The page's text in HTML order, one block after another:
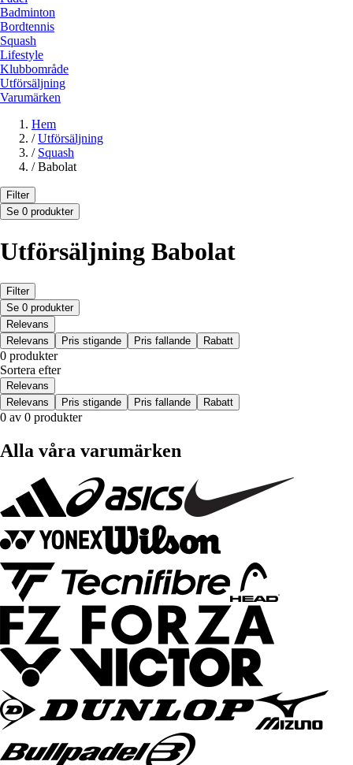
Badminton
Bordtennis
Squash
Lifestyle
Klubbområde
Utförsäljning
Varumärken
Hem
/ Utförsäljning
/ Squash
/ Babolat
Filter
Se 0 produkter
Utförsäljning Babolat
Filter
Se 0 produkter
Relevans
Relevans
Pris stigande Pris fallande Rabatt
0 produkter
Sortera efter
Relevans
Relevans
Pris stigande Pris fallande Rabatt
0 av 0 produkter
Alla våra varumärken